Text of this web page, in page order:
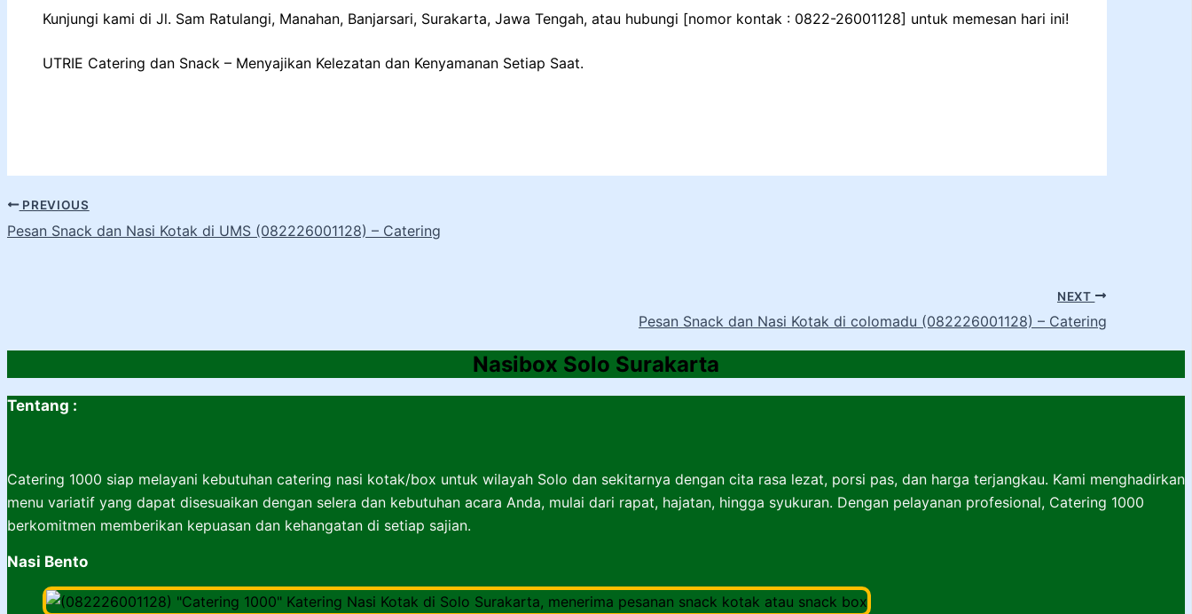
Kunjungi kami di Jl. Sam Ratulangi, Manahan, Banjarsari, Surakarta, Jawa Tengah, atau hubungi [nomor kontak : 0822-26001128] untuk memesan hari ini!
UTRIE Catering dan Snack – Menyajikan Kelezatan dan Kenyamanan Setiap Saat.
PREVIOUS
Pesan Snack dan Nasi Kotak di UMS (082226001128) – Catering
NEXT
Pesan Snack dan Nasi Kotak di colomadu (082226001128) – Catering
Nasibox Solo Surakarta
Tentang :
Catering 1000 siap melayani kebutuhan catering nasi kotak/box untuk wilayah Solo dan sekitarnya dengan cita rasa lezat, porsi pas, dan harga terjangkau. Kami menghadirkan
menu variatif yang dapat disesuaikan dengan selera dan kebutuhan acara Anda, mulai dari rapat, hajatan, hingga syukuran. Dengan pelayanan profesional, Catering 1000
berkomitmen memberikan kepuasan dan kehangatan di setiap sajian.
Nasi Bento